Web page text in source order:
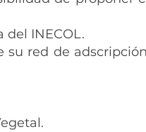
INECOL.
red de